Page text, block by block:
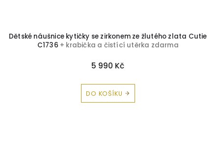
Dětské náušnice kytičky se zirkonem ze žlutého zlata Cutie
C1736 + krabička a čistící utěrka zdarma
5 990 Kč
DO KOŠÍKU